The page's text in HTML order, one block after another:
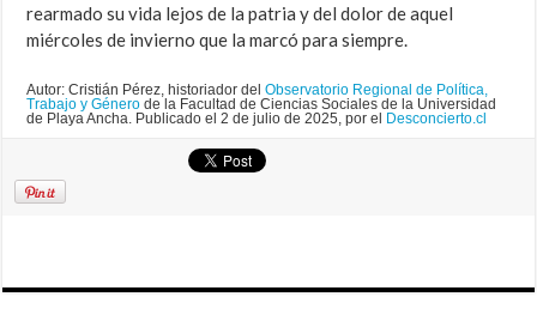
rearmado su vida lejos de la patria y del dolor de aquel
miércoles de invierno que la marcó para siempre.
Autor: Cristián Pérez, historiador delObservatorio Regional de Política,
Trabajo y Género de la Facultad de Ciencias Sociales de la Universidad
de Playa Ancha. Publicado el 2 de julio de 2025, por el
Desconcierto.cl